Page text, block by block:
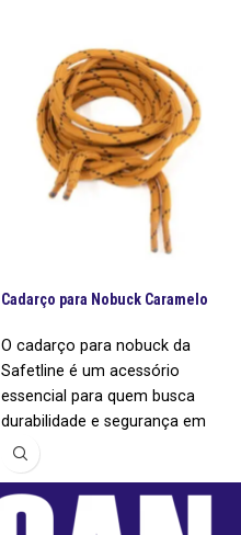
Cadarço para Nobuck Caramelo
O cadarço para nobuck da
Safetline é um acessório
essencial para quem busca
durabilidade e segurança em
seus calçados. Produzido com
materiais de alta qualidade, ele
oferece resistência e um ajuste
firme, ideal para o uso em botas